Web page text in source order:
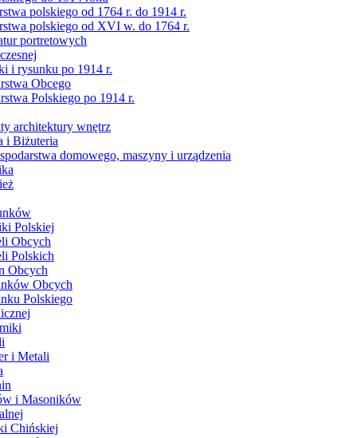
polskiego od 1764 r. do 1914 r.
polskiego od XVI w. do 1764 r.
portretowych
i rysunku po 1914 r.
Obcego
Polskiego po 1914 r.
architektury wnętrz
i Biżuteria
domowego, maszyny i urządzenia
Polskiej
Obcych
Polskich
Obcych
Obcych
Polskiego
i Metali
i Masoników
Chińskiej